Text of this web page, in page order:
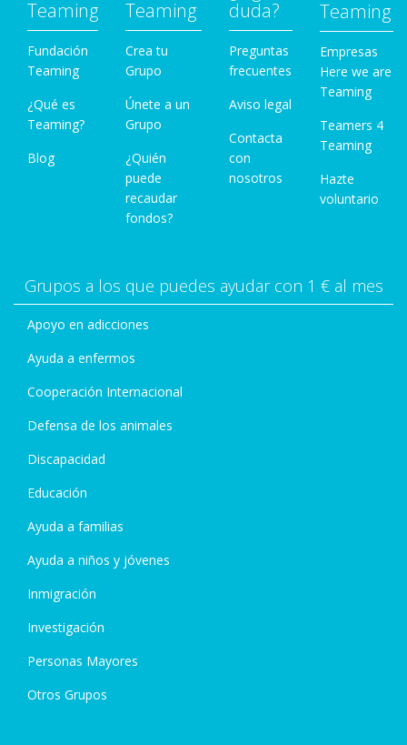
Teaming
Fundación
Teaming
¿Qué es
Teaming?
Blog
Teaming
Crea tu
Grupo
Únete a un
Grupo
¿Quién
puede
recaudar
fondos?
duda?
Preguntas
frecuentes
Aviso legal
Contacta
con
nosotros
Teaming
Empresas
Here we are
Teaming
Teamers 4
Teaming
Hazte
voluntario
Grupos a los que puedes ayudar con 1 € al mes
Apoyo en adicciones
Ayuda a enfermos
Cooperación Internacional
Defensa de los animales
Discapacidad
Educación
Ayuda a familias
Ayuda a niños y jóvenes
Inmigración
Investigación
Personas Mayores
Otros Grupos